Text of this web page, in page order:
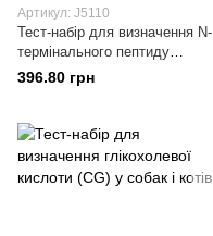
Артикул: J5110
Тест-набір для визначення N-
термінального пептиду
мозкового натрійуретичного
пептиду у собак (cNT-ProBNP)
396.80 грн